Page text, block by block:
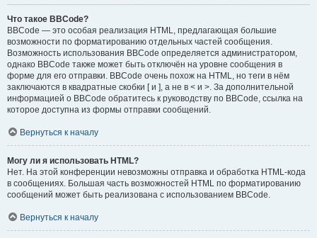
Что такое BBCode?
BBCode — это особая реализация HTML, предлагающая большие
возможности по форматированию отдельных частей сообщения.
Возможность использования BBCode определяется администратором,
однако BBCode также может быть отключён на уровне сообщения в
форме для его отправки. BBCode очень похож на HTML, но теги в нём
заключаются в квадратные скобки [ и ], а не в < и >. За дополнительной
информацией о BBCode обратитесь к руководству по BBCode, ссылка на
которое доступна из формы отправки сообщений.
Вернуться к началу
Могу ли я использовать HTML?
Нет. На этой конференции невозможны отправка и обработка HTML-кода
в сообщениях. Большая часть возможностей HTML по форматированию
сообщений может быть реализована с использованием BBCode.
Вернуться к началу